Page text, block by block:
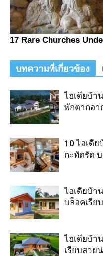
บทความที่เกี่ยวข้อง
ไอเดียบ้า
พักตากอา
10 ไอเดี
กะทัดรัด
ไอเดียบ้า
บล็อคเรีย
ไอเดียบ้า
เรียบสวย